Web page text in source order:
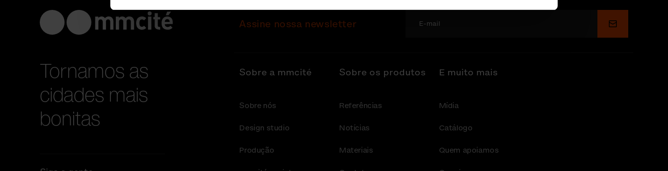
Tornamos as
cidades mais
bonitas
Assine nossa newsletter Enviar
Sobre a mmcité
Sobre nós
Design studio
Produção
Sobre os produtos
Referências
Notícias
Materiais
E muito mais
Mídia
Catálogo
Quem apoiamos